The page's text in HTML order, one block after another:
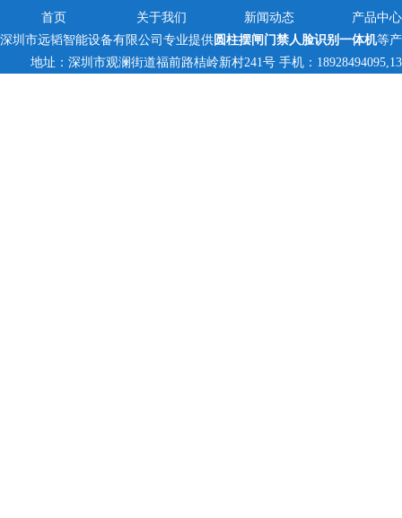
首页 关于我们 新闻动态
产品中心
深圳市远韬智能设备有限公司专业提供圆柱摆闸门禁人脸识别一体机等
地址：深圳市观澜街道福前路桔岭新村241号 手机：